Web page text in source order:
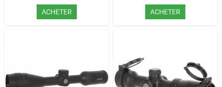
ACHETER ACHETER